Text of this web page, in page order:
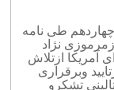
چهاردهم طی نامه
نژاد
آمریکا ازتلاش
وبرقراری
تشکرو